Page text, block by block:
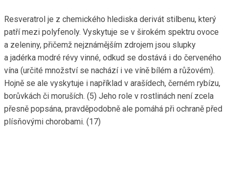
Resveratrol je z chemického hlediska derivát stilbenu, který
patří mezi polyfenoly. Vyskytuje se v širokém spektru ovoce
a zeleniny, přičemž nejznámějším zdrojem jsou slupky
a jadérka modré révy vinné, odkud se dostává i do červeného
vína (určité množství se nachází i ve víně bílém a růžovém).
Hojně se ale vyskytuje i například v arašídech, černém rybízu,
borůvkách či moruších. (5) Jeho role v rostlinách není zcela
přesně popsána, pravděpodobně ale pomáhá při ochraně před
plísňovými chorobami. (17)